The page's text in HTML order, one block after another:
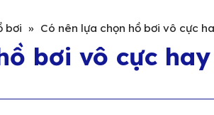
bơi » Có nên lựa chọn hồ bơi vô cực
bơi vô cực